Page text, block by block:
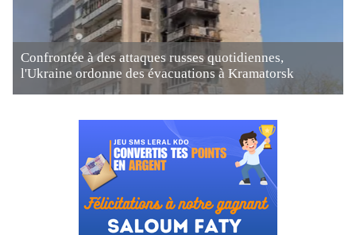
Confrontée à des attaques russes quotidiennes,
l'Ukraine ordonne des évacuations à Kramatorsk